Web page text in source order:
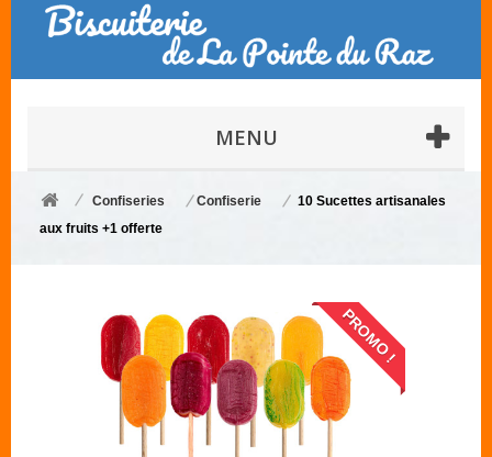
MENU
Confiseries Confiserie
10 Sucettes artisanales
aux fruits +1 offerte
PROMO !